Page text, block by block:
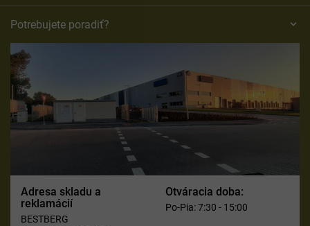
Potrebujete poradiť?
Adresa skladu a
reklamácií
BESTBERG
Otváracia doba:
Po-Pia: 7:30 - 15:00